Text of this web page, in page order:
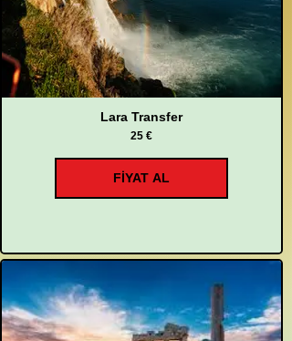
Lara Transfer
25 €
FİYAT AL